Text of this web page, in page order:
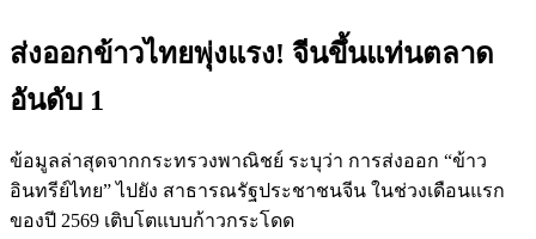
ส่งออกข้าวไทยพุ่งแรง! จีนขึ้นแท่นตลาด
อันดับ 1
ข้อมูลล่าสุดจากกระทรวงพาณิชย์ ระบุว่า การส่งออก “ข้าว
อินทรีย์ไทย” ไปยัง สาธารณรัฐประชาชนจีน ในช่วงเดือนแรก
ของปี 2569 เติบโตแบบก้าวกระโดด